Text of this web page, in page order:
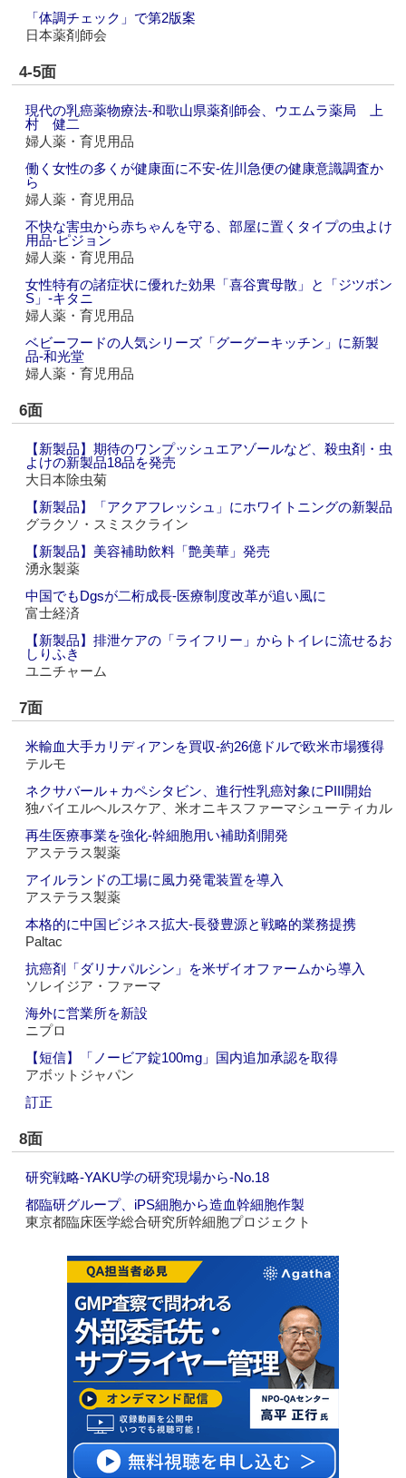
「体調チェック」で第2版案
日本薬剤師会
4-5面
現代の乳癌薬物療法‐和歌山県薬剤師会、ウエムラ薬局 上
村 健二
婦人薬・育児用品
働く女性の多くが健康面に不安‐佐川急便の健康意識調査か
ら
婦人薬・育児用品
不快な害虫から赤ちゃんを守る、部屋に置くタイプの虫よけ
用品‐ピジョン
婦人薬・育児用品
女性特有の諸症状に優れた効果「喜谷實母散」と「ジツボン
S」‐キタニ
婦人薬・育児用品
ベビーフードの人気シリーズ「グーグーキッチン」に新製
品‐和光堂
婦人薬・育児用品
6面
【新製品】期待のワンプッシュエアゾールなど、殺虫剤・虫
よけの新製品18品を発売
大日本除虫菊
【新製品】「アクアフレッシュ」にホワイトニングの新製品
グラクソ・スミスクライン
【新製品】美容補助飲料「艶美華」発売
湧永製薬
中国でもDgsが二桁成長‐医療制度改革が追い風に
富士経済
【新製品】排泄ケアの「ライフリー」からトイレに流せるお
しりふき
ユニチャーム
7面
米輸血大手カリディアンを買収‐約26億ドルで欧米市場獲得
テルモ
ネクサバール＋カペシタビン、進行性乳癌対象にPIII開始
独バイエルヘルスケア、米オニキスファーマシューティカル
再生医療事業を強化‐幹細胞用い補助剤開発
アステラス製薬
アイルランドの工場に風力発電装置を導入
アステラス製薬
本格的に中国ビジネス拡大‐長發豊源と戦略的業務提携
Paltac
抗癌剤「ダリナパルシン」を米ザイオファームから導入
ソレイジア・ファーマ
海外に営業所を新設
ニプロ
【短信】「ノービア錠100mg」国内追加承認を取得
アボットジャパン
訂正
8面
研究戦略‐YAKU学の研究現場から‐No.18
都臨研グループ、iPS細胞から造血幹細胞作製
東京都臨床医学総合研究所幹細胞プロジェクト